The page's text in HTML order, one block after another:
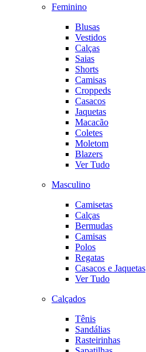
Feminino
Blusas
Vestidos
Calças
Saias
Shorts
Camisas
Croppeds
Casacos
Jaquetas
Macacão
Coletes
Moletom
Blazers
Ver Tudo
Masculino
Camisetas
Calças
Bermudas
Camisas
Polos
Regatas
Casacos e Jaquetas
Ver Tudo
Calçados
Tênis
Sandálias
Rasteirinhas